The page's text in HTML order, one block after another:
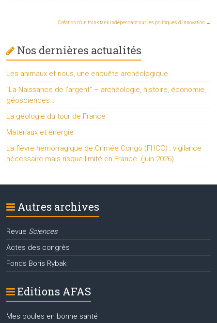
Création d’un think tank indépendant sur les politiques d’innovation →
Nos dernières actualités
Les animaux et nous, une enquête archéologique
“La Naissance de l’argent” – archéologie, histoire, économie,
géosciences…
La géologie du tour de France
Matériaux et énergie
La fièvre hémorragique de Crimée Congo (FHCC) : vigilance
nécessaire mais risque limité en France. (juin 2026)
Autres archives
Revue Sciences
Actes des congrès
Fonds Boris Rybak
Editions AFAS
Mes poules en bonne santé